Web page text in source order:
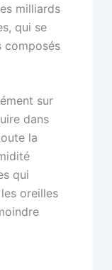
milliards
qui se
composés
sur
dans
la
qui
oreilles